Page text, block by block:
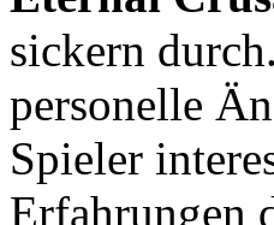
sickern
personelle
Spieler
Erfahrungen